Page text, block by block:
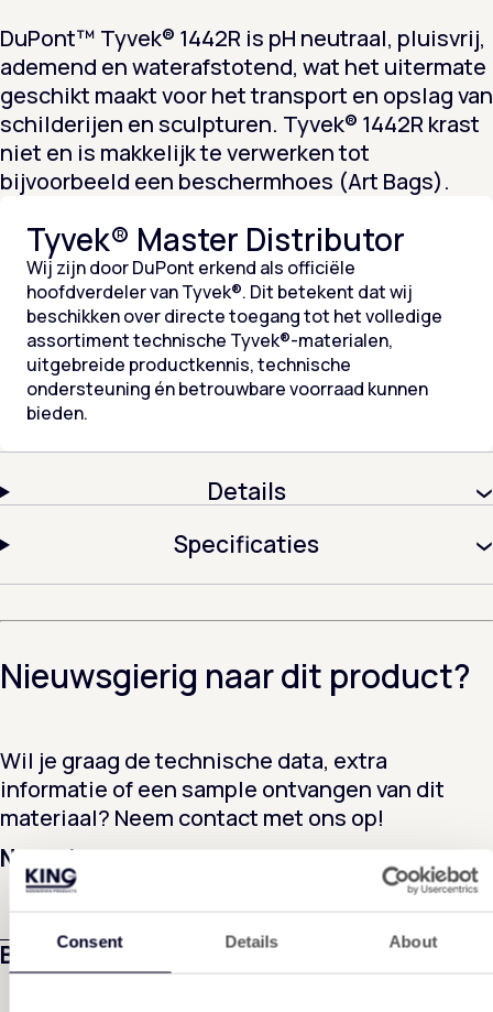
Consent Details About
DuPont™ Tyvek® 1442R is pH neutraal, pluisvrij,
ademend en waterafstotend, wat het uitermate
geschikt maakt voor het transport en opslag van
schilderijen en sculpturen. Tyvek® 1442R krast
niet en is makkelijk te verwerken tot
bijvoorbeeld een beschermhoes (Art Bags).
Tyvek® Master Distributor
Wij zijn door DuPont erkend als officiële
hoofdverdeler van Tyvek®. Dit betekent dat wij
beschikken over directe toegang tot het volledige
assortiment technische Tyvek®-materialen,
uitgebreide productkennis, technische
ondersteuning én betrouwbare voorraad kunnen
bieden.
Details
Specificaties
Nieuwsgierig naar dit product?
Wil je graag de technische data, extra
informatie of een sample ontvangen van dit
materiaal? Neem contact met ons op!
Naam*
Bedrijfsnaam